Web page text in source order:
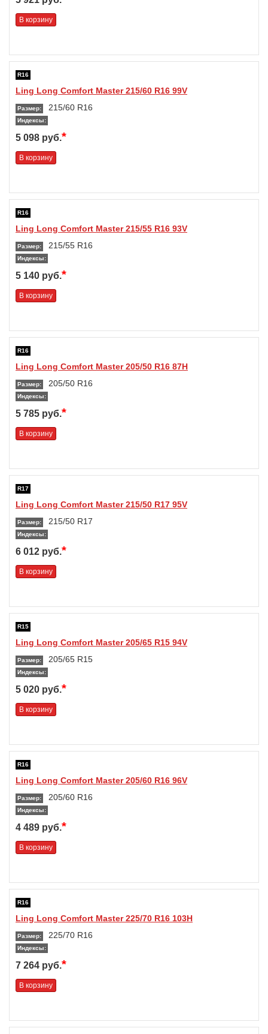
В корзину
R16
Ling Long Comfort Master 215/60 R16 99V
Размер: 215/60 R16
Индексы:
5 098 руб.*
В корзину
R16
Ling Long Comfort Master 215/55 R16 93V
Размер: 215/55 R16
Индексы:
5 140 руб.*
В корзину
R16
Ling Long Comfort Master 205/50 R16 87H
Размер: 205/50 R16
Индексы:
5 785 руб.*
В корзину
R17
Ling Long Comfort Master 215/50 R17 95V
Размер: 215/50 R17
Индексы:
6 012 руб.*
В корзину
R15
Ling Long Comfort Master 205/65 R15 94V
Размер: 205/65 R15
Индексы:
5 020 руб.*
В корзину
R16
Ling Long Comfort Master 205/60 R16 96V
Размер: 205/60 R16
Индексы:
4 489 руб.*
В корзину
R16
Ling Long Comfort Master 225/70 R16 103H
Размер: 225/70 R16
Индексы:
7 264 руб.*
В корзину